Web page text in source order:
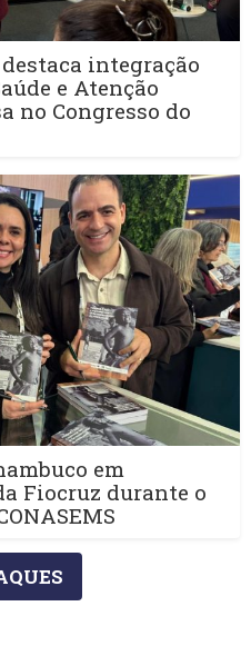
destaca integração
e Atenção
no Congresso do
em
Fiocruz durante o